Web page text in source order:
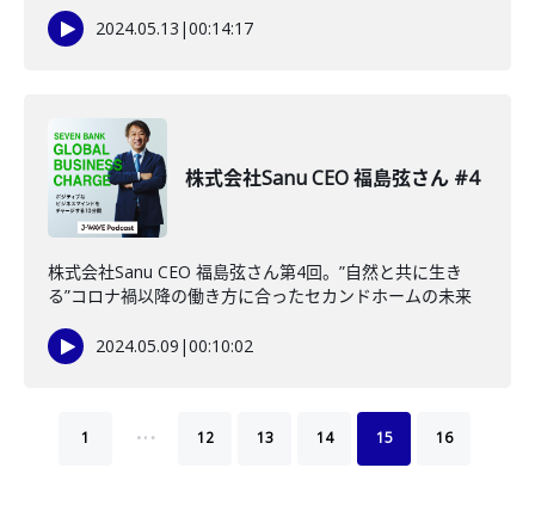
2024.05.13 |00:14:17
株式会社Sanu CEO 福島弦さん #4
株式会社Sanu CEO 福島弦さん第4回。”自然と共に生き
る”コロナ禍以降の働き方に合ったセカンドホームの未来
2024.05.09 |00:10:02
1 … 12 13 14 15 16